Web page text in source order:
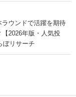
ラウンドで活躍を期待
2026年版・人気投
ぼリサーチ